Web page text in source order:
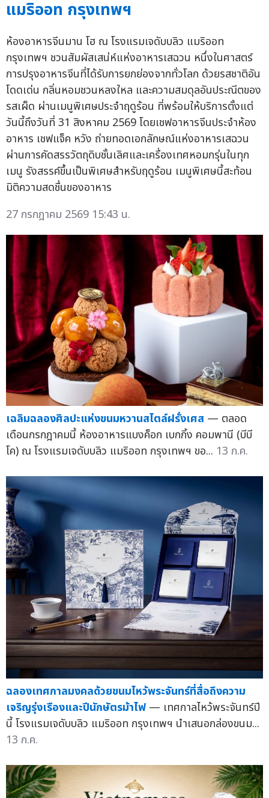
แมริออท กรุงเทพฯ
ห้องอาหารจีนมาน โฮ ณ โรงแรมเจดับบลิว แมริออท
กรุงเทพฯ ชวนสัมผัสเสน่ห์แห่งอาหารเสฉวน หนึ่งในศาสตร์
การปรุงอาหารจีนที่ได้รับการยกย่องจากทั่วโลก ด้วยรสชาติอัน
โดดเด่น กลิ่นหอมชวนหลงใหล และความสมดุลอันประณีตของ
รสเผ็ด ผ่านเมนูพิเศษประจำฤดูร้อน ที่พร้อมให้บริการตั้งแต่
วันนี้ถึงวันที่ 31 สิงหาคม 2569 โดยเชฟอาหารจีนประจำห้อง
อาหาร เชฟแจ็ค หวัง ถ่ายทอดเอกลักษณ์แห่งอาหารเสฉวน
ผ่านการคัดสรรวัตถุดิบชั้นเลิศและเครื่องเทศหอมกรุ่นในทุก
เมนู รังสรรค์ขึ้นเป็นพิเศษสำหรับฤดูร้อน เมนูพิเศษนี้สะท้อน
มิติความสดชื่นของอาหาร
27 กรกฎาคม 2569 15:43 น.
เฉลิมฉลองศิลปะแห่งขนมหวานสไตล์ฝรั่งเศส — ตลอด
เดือนกรกฎาคมนี้ ห้องอาหารแบงค็อก เบกกิ้ง คอมพานี (บีบี
โค) ณ โรงแรมเจดับบลิว แมริออท กรุงเทพฯ ขอ... 13 ก.ค.
ฉลองเทศกาลมงคลด้วยขนมไหว้พระจันทร์ที่สื่อถึงความ
เจริญรุ่งเรืองและปีนักษัตรม้าไฟ — เทศกาลไหว้พระจันทร์ปี
นี้ โรงแรมเจดับบลิว แมริออท กรุงเทพฯ นำเสนอกล่องขนม...
13 ก.ค.